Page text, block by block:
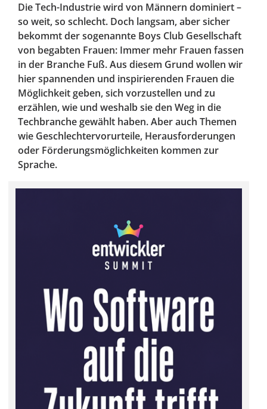
Die Tech-Industrie wird von Männern dominiert –
so weit, so schlecht. Doch langsam, aber sicher
bekommt der sogenannte Boys Club Gesellschaft
von begabten Frauen: Immer mehr Frauen fassen
in der Branche Fuß. Aus diesem Grund wollen wir
hier spannenden und inspirierenden Frauen die
Möglichkeit geben, sich vorzustellen und zu
erzählen, wie und weshalb sie den Weg in die
Techbranche gewählt haben. Aber auch Themen
wie Geschlechtervorurteile, Herausforderungen
oder Förderungsmöglichkeiten kommen zur
Sprache.